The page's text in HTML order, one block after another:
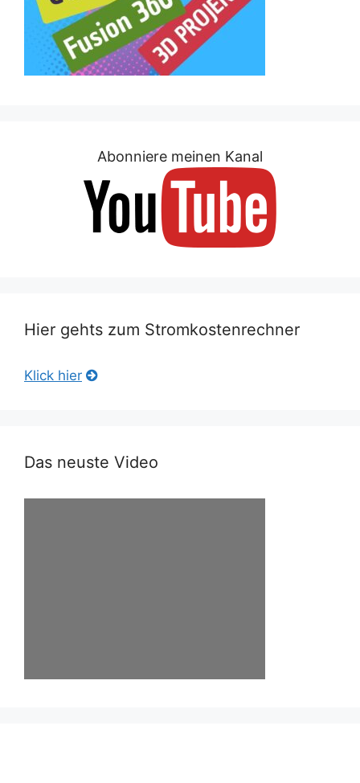
Abonniere meinen Kanal
Hier gehts zum Stromkostenrechner
Klick hier
Das neuste Video